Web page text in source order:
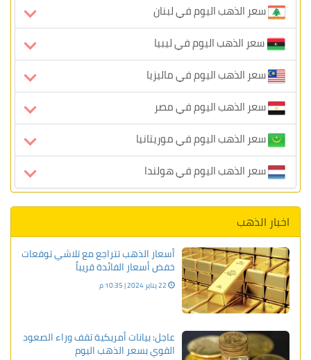
سعر الذهب اليوم في لبنان
سعر الذهب اليوم في ليبيا
سعر الذهب اليوم في ماليزيا
سعر الذهب اليوم في مصر
سعر الذهب اليوم في موريتانيا
سعر الذهب اليوم في هولندا
اخبار الذهب
أسعار الذهب تتراجع مع تلاشي توقعات
خفض أسعار الفائدة قريباً
عاجل: بيانات أمريكية تقف وراء الصعود
القوي بسعر الذهب اليوم